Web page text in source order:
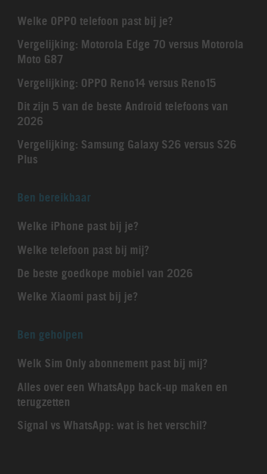
Welke OPPO telefoon past bij je?
Vergelijking: Motorola Edge 70 versus Motorola
Moto G87
Vergelijking: OPPO Reno14 versus Reno15
Dit zijn 5 van de beste Android telefoons van
2026
Vergelijking: Samsung Galaxy S26 versus S26
Plus
Ben bereikbaar
Welke iPhone past bij je?
Welke telefoon past bij mij?
De beste goedkope mobiel van 2026
Welke Xiaomi past bij je?
Ben geholpen
Welk Sim Only abonnement past bij mij?
Alles over een WhatsApp back-up maken en
terugzetten
Signal vs WhatsApp: wat is het verschil?